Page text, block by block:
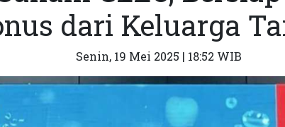
dari Keluarga
Senin, 19 Mei 2025 | 18:52 WIB